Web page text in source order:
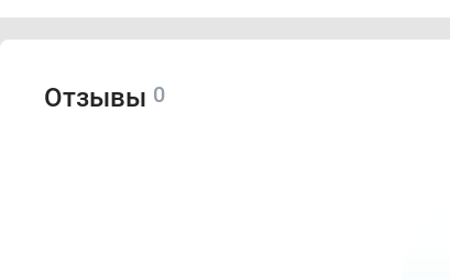
Отзывы 0